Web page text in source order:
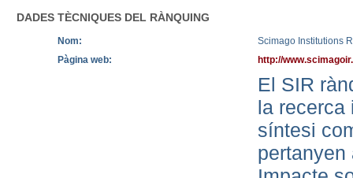
DADES TÈCNIQUES DEL RÀNQUING
Nom:
Scimago Institutions
Pàgina web:
http://
El SIR
la recerca
síntesi
pertanyen